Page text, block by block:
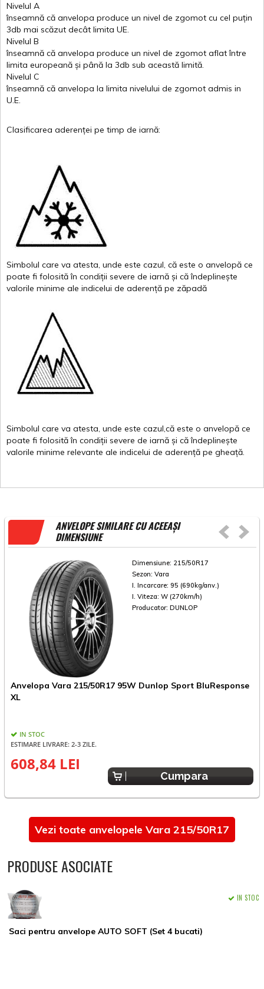
Nivelul A
înseamnă că anvelopa produce un nivel de zgomot cu cel puțin
3db mai scăzut decât limita UE.
Nivelul B
înseamnă că anvelopa produce un nivel de zgomot aflat între
limita europeană și până la 3db sub această limită.
Nivelul C
înseamnă că anvelopa la limita nivelului de zgomot admis in
U.E.
Clasificarea aderenței pe timp de iarnă:
Simbolul care va atesta, unde este cazul, că este o anvelopă ce
poate fi folosită în condiții severe de iarnă și că îndeplinește
valorile minime ale indicelui de aderență pe zăpadă
Simbolul care va atesta, unde este cazul,că este o anvelopă ce
poate fi folosită în condiții severe de iarnă și că îndeplinește
valorile minime relevante ale indicelui de aderență pe gheață.
ANVELOPE SIMILARE CU ACEEAȘI
DIMENSIUNE
Dimensiune: 215/50R17
Sezon: Vara
I. Incarcare: 95 (690kg/anv.)
I. Viteza: W (270km/h)
Producator: DUNLOP
Anvelopa Vara 215/50R17 95W Dunlop Sport BluResponse
XL
IN STOC
ESTIMARE LIVRARE: 2-3 ZILE.
608,84 LEI
Cumpara
Vezi toate anvelopele Vara 215/50R17
PRODUSE ASOCIATE
Saci pentru anvelope AUTO SOFT (Set 4 bucati)
IN STOC